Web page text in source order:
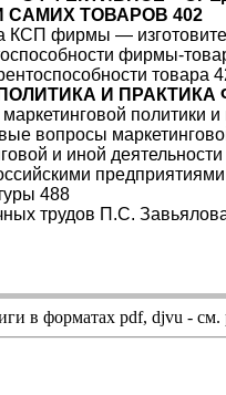
САМИХ ТОВАРОВ 402
КСП фирмы —
фирмы-
товара
И
политики
вопросы
и иной
488
трудов П.С.
в форматахpdf,djvu - см.